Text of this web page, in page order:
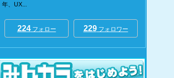
年、UX...
224フォロー 229フォロワー